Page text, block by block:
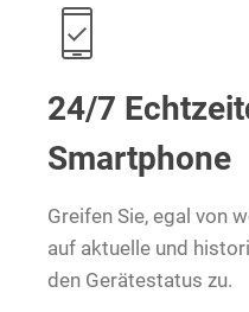
24/7
Smartphone
Greifen Sie, egal von
auf aktuelle und
den Gerätestatus zu.